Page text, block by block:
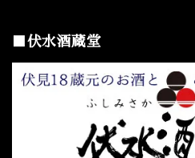
■伏水酒蔵堂